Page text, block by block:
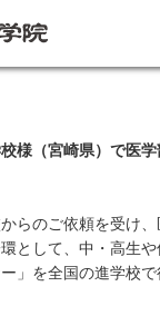
様（宮崎県）で医
らのご依頼を受け
として、中・高生
」を全国の進学校で